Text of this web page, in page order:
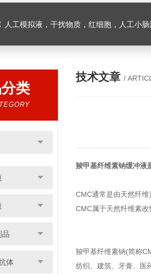
人工模拟液，干扰物质，红细胞，人工小
类
品
体
技术文章 /
羧甲基纤维素钠缓冲液
CMC通常是由天然纤
CMC属于天然纤维素
羧甲基纤维素钠(简称
纺织、建筑、牙膏、医